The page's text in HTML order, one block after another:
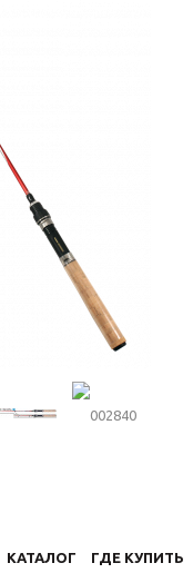
КАТАЛОГ ГДЕ КУПИТЬ